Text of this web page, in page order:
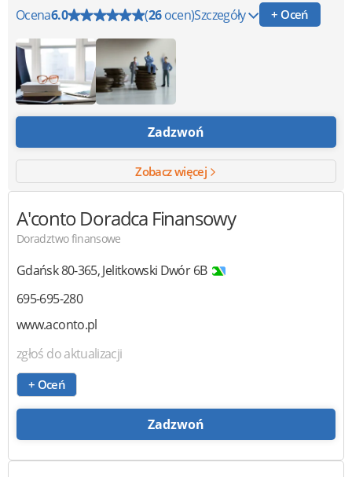
Ocena6.0 (26ocen)Szczegóły + Oceń
Zadzwoń
Zobacz więcej
A'contoDoradca Finansowy
Doradztwo finansowe
Gdańsk80-365,Jelitkowski Dwór 6B
695-695-280
www.aconto.pl
zgłoś do aktualizacji
+ Oceń
Zadzwoń